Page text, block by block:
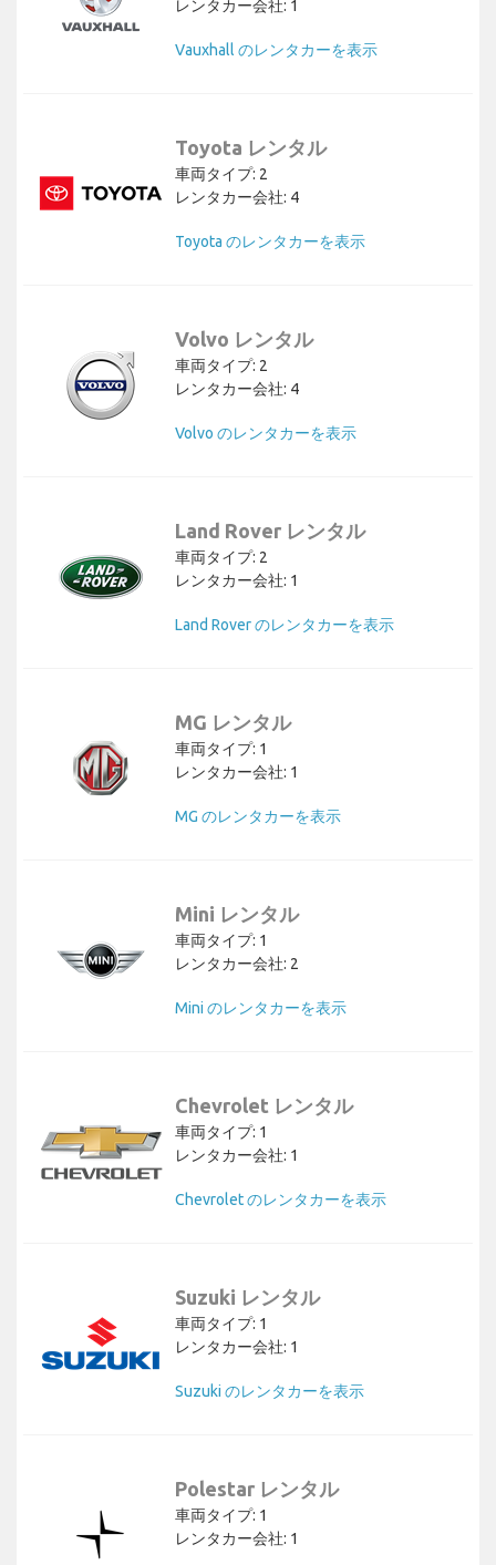
レンタカー会社: 1
Vauxhall のレンタカーを表示
Toyota レンタル
車両タイプ: 2
レンタカー会社: 4
Toyota のレンタカーを表示
Volvo レンタル
車両タイプ: 2
レンタカー会社: 4
Volvo のレンタカーを表示
Land Rover レンタル
車両タイプ: 2
レンタカー会社: 1
Land Rover のレンタカーを表示
MG レンタル
車両タイプ: 1
レンタカー会社: 1
MG のレンタカーを表示
Mini レンタル
車両タイプ: 1
レンタカー会社: 2
Mini のレンタカーを表示
Chevrolet レンタル
車両タイプ: 1
レンタカー会社: 1
Chevrolet のレンタカーを表示
Suzuki レンタル
車両タイプ: 1
レンタカー会社: 1
Suzuki のレンタカーを表示
Polestar レンタル
車両タイプ: 1
レンタカー会社: 1